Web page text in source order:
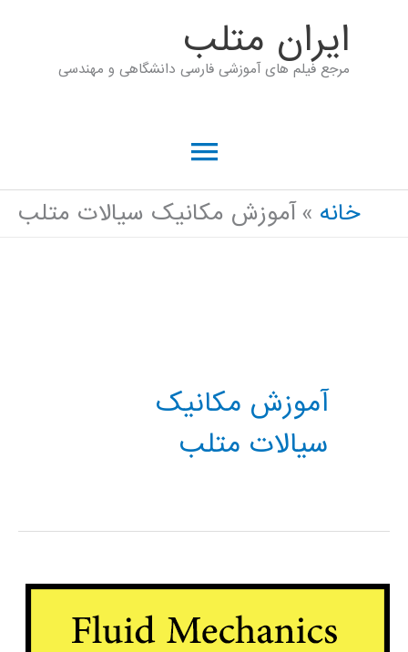
ايران متلب
مرجع فیلم های آموزشی فارسی دانشگاهی و مهندسی
فهرست
اصلی
خانه آموزش مکانیک سیالات متلب
آموزش مکانیک
سیالات متلب